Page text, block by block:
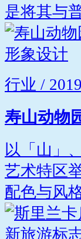
是将其与
行业 /
寿山动物
以「山」
艺术特区
配色与风